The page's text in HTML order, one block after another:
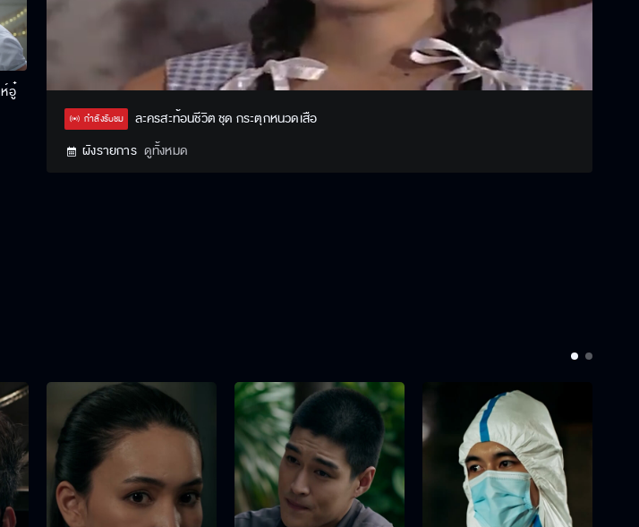
อู๋
UnmuteStream
Type
Settings
กำลังรับชม
ละครสะท้อนชีวิต ชุด กระตุกหนวดเสือ
ผังรายการ ดูทั้งหมด